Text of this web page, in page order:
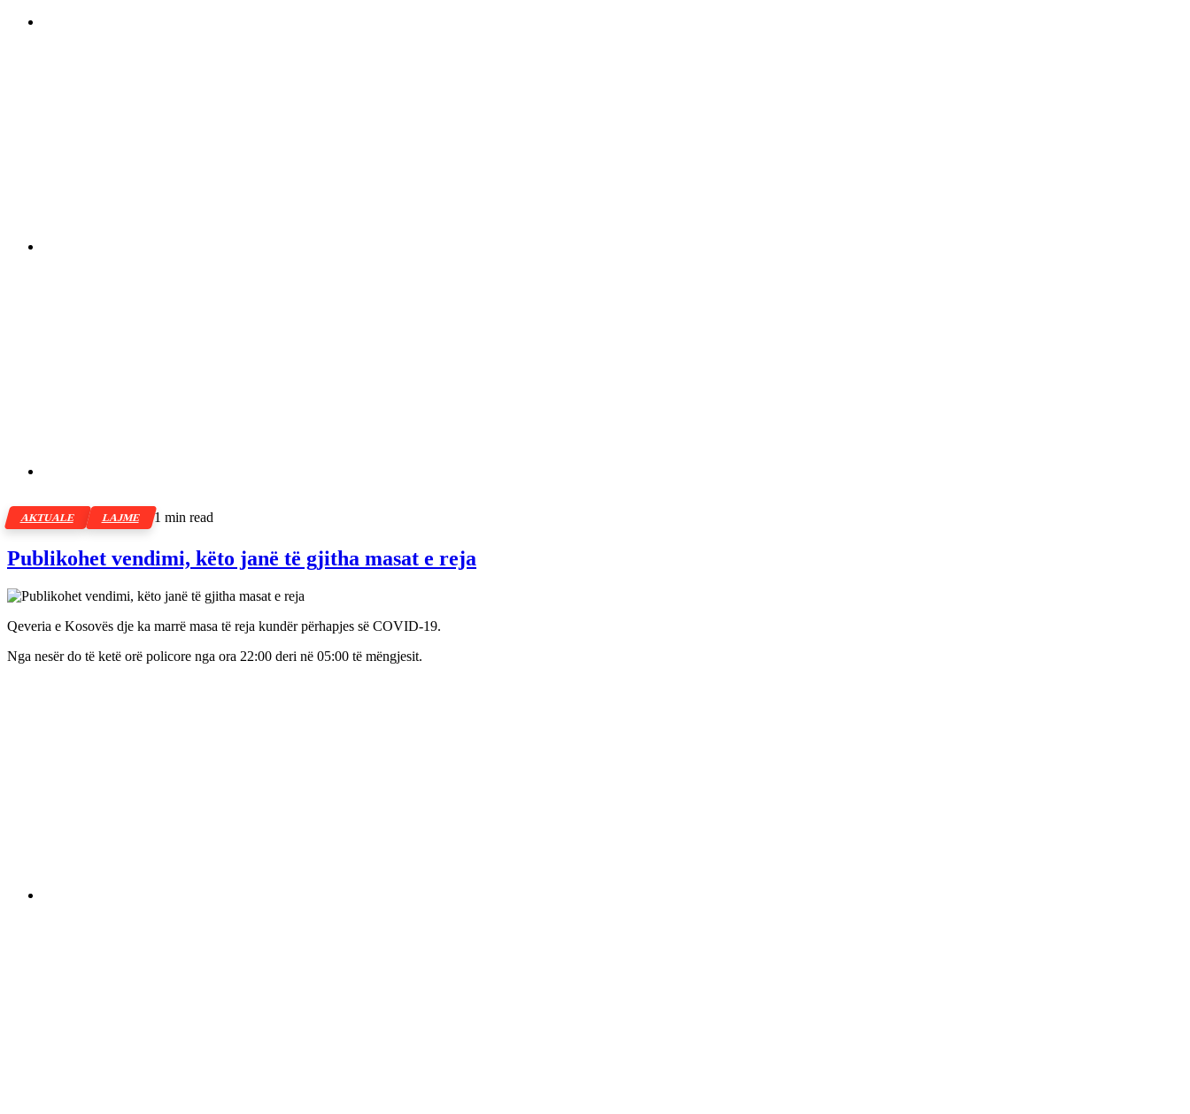
AKTUALE LAJME 1 min read
Publikohet vendimi, këto janë të gjitha masat e reja
Qeveria e Kosovës dje ka marrë masa të reja kundër përhapjes së COVID-19.
Nga nesër do të ketë orë policore nga ora 22:00 deri në 05:00 të mëngjesit.